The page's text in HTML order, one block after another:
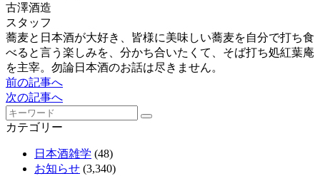
古澤酒造
スタッフ
蕎麦と日本酒が大好き、皆様に美味しい蕎麦を自分で打ち食
べると言う楽しみを、分かち合いたくて、そば打ち処紅葉庵
を主宰。勿論日本酒のお話は尽きません。
前の記事へ
次の記事へ
カテゴリー
日本酒雑学 (48)
お知らせ (3,340)